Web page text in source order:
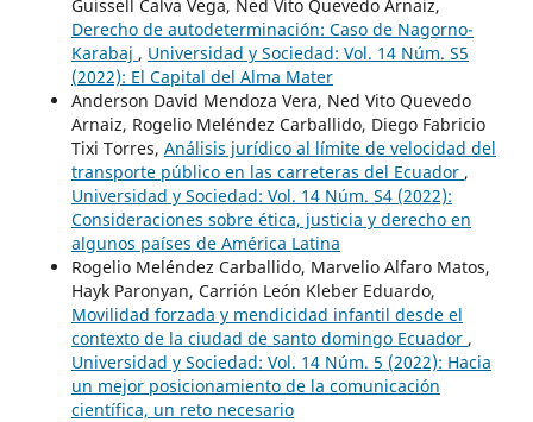
Guissell Calva Vega, Ned Vito Quevedo Arnaiz,
Derecho de autodeterminación: Caso de Nagorno-
Karabaj , Universidad y Sociedad: Vol. 14 Núm. S5
(2022): El Capital del Alma Mater
Anderson David Mendoza Vera, Ned Vito Quevedo
Arnaiz, Rogelio Meléndez Carballido, Diego Fabricio
Tixi Torres, Análisis jurídico al límite de velocidad del
transporte público en las carreteras del Ecuador ,
Universidad y Sociedad: Vol. 14 Núm. S4 (2022):
Consideraciones sobre ética, justicia y derecho en
algunos países de América Latina
Rogelio Meléndez Carballido, Marvelio Alfaro Matos,
Hayk Paronyan, Carrión León Kleber Eduardo,
Movilidad forzada y mendicidad infantil desde el
contexto de la ciudad de santo domingo Ecuador ,
Universidad y Sociedad: Vol. 14 Núm. 5 (2022): Hacia
un mejor posicionamiento de la comunicación
científica, un reto necesario